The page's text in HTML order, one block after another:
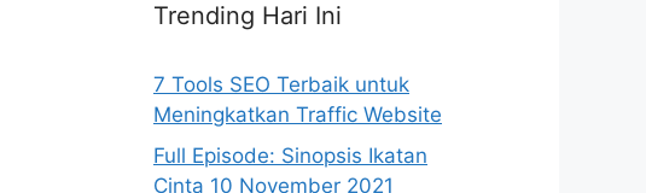
Trending Hari Ini
7 Tools SEO Terbaik untuk
Meningkatkan Traffic Website
Full Episode: Sinopsis Ikatan
Cinta 10 November 2021